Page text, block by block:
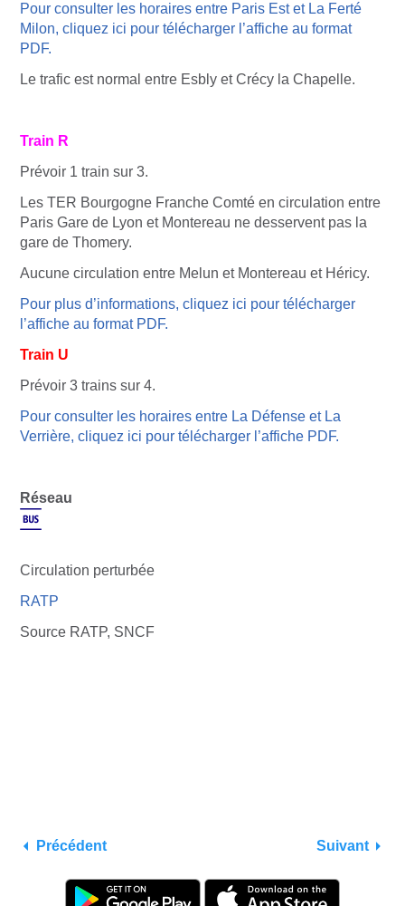
Pour consulter les horaires entre Paris Est et La Ferté
Milon, cliquez ici pour télécharger l’affiche au format
PDF.
Le trafic est normal entre Esbly et Crécy la Chapelle.
Train R
Prévoir 1 train sur 3.
Les TER Bourgogne Franche Comté en circulation entre
Paris Gare de Lyon et Montereau ne desservent pas la
gare de Thomery.
Aucune circulation entre Melun et Montereau et Héricy.
Pour plus d’informations, cliquez ici pour télécharger
l’affiche au format PDF.
Train U
Prévoir 3 trains sur 4.
Pour consulter les horaires entre La Défense et La
Verrière, cliquez ici pour télécharger l’affiche PDF.
Réseau
Circulation perturbée
RATP
Source RATP, SNCF
Précédent Suivant